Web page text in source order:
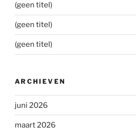
(geen titel)
(geen titel)
(geen titel)
ARCHIEVEN
juni 2026
maart 2026